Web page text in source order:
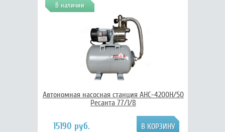
В наличии
Автономная насосная станция АНС-4200Н/50
Ресанта 77/1/8
15190 руб.